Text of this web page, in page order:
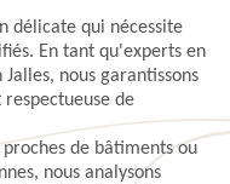
délicate qui nécessite
En tant qu'experts en
nous garantissons
de
de bâtiments ou
nous analysons